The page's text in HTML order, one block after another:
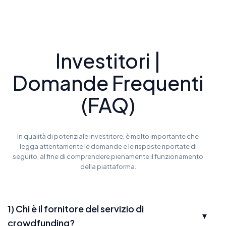
Investitori |
Domande Frequenti
(FAQ)
In qualità di potenziale investitore, è molto importante che
legga attentamente le domande e le risposte riportate di
seguito, al fine di comprendere pienamente il funzionamento
della piattaforma.
1) Chi è il fornitore del servizio di
crowdfunding?
▼